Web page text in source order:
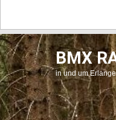
BMX
in und um